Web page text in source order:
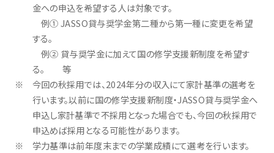
金への申込を希望する人は対象です。
例① JASSO貸与奨学金第二種から第一種に変更を希望
する。
例② 貸与奨学金に加えて国の修学支援新制度を希望す
る。 等
今回の秋採用では、2024年分の収入にて家計基準の選考を
行います。以前に国の修学支援新制度・JASSO貸与奨学金へ
申込し家計基準で不採用となった場合でも、今回の秋採用で
申込めば採用となる可能性があります。
学力基準は前年度末までの学業成績にて選考を行います。